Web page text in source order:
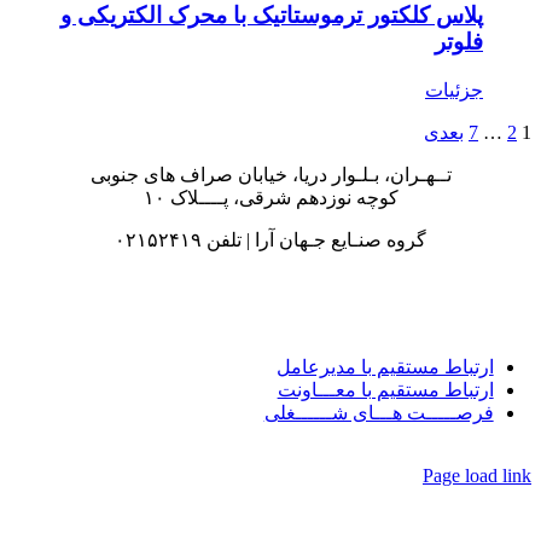
پلاس کلکتور ترموستاتیک با محرک الکتریکی و
فلوتر
جزئیات
2
…
7 بعدی
تــهـران، بـلـوار دریا، خیابان صراف های جنوبی
کوچه نوزدهم شرقی، پــــلاک ۱۰
گروه صنـایع جـهان آرا | تلفن ۰۲۱۵۲۴۱۹
ارتباط مستقیم با مدیرعامل
ارتباط مستقیم با معـــاونت
فرصـــــت هـــای شــــــغلی
Page load link